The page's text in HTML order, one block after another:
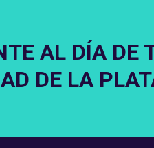
AL DÍA DE
DE LA